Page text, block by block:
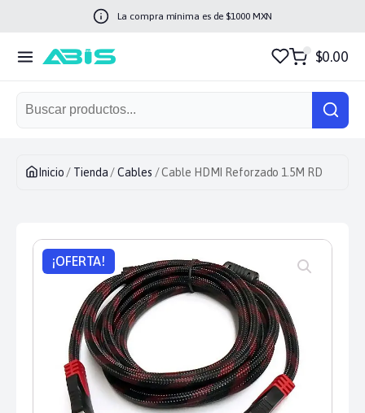
La compra mínima es de $1000MXN
$0.00
Inicio / Tienda /Cables / Cable HDMI Reforzado 1.5M RD
¡OFERTA!